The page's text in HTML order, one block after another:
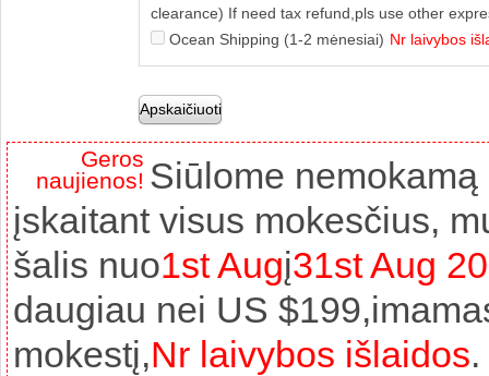
clearance) If need tax refund,pls use other
Ocean Shipping (1-2 mėnesiai) Nr laivybos
Geros
naujienos! Siūlome
įskaitant visus mokesčius,
šalis nuo1st Augį31st Aug
daugiau nei US
mokestį,Nr laivybos išlaidos.